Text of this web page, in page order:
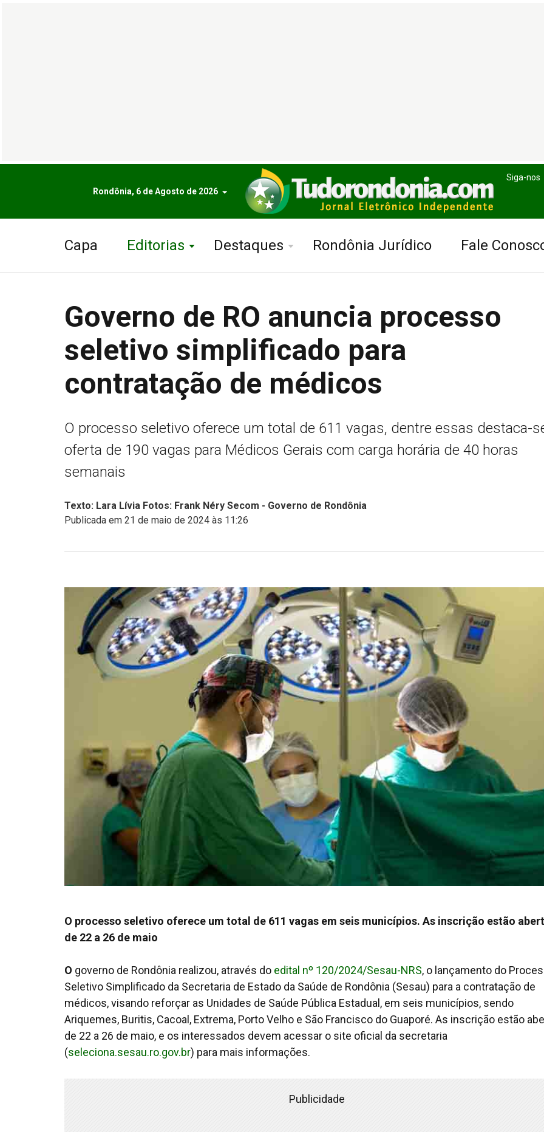
Rondônia, 6 de Agosto de 2026
Siga-nos
Capa Editorias Destaques Rondônia Jurídico Fale
Governo de RO anuncia processo
seletivo simplificado para
contratação de médicos
O processo seletivo oferece um total de 611 vagas, dentre essas destaca-
oferta de 190 vagas para Médicos Gerais com carga horária de 40 horas
semanais
Texto: Lara Lívia Fotos: Frank Néry Secom - Governo de Rondônia
Publicada em 21 de maio de 2024 às 11:26
O processo seletivo oferece um total de 611 vagas em seis municípios. As inscrição estão
de 22 a 26 de maio
O governo de Rondônia realizou, através do edital nº 120/2024/Sesau-NRS, o lançamento do
Seletivo Simplificado da Secretaria de Estado da Saúde de Rondônia (Sesau) para a contratação de
médicos, visando reforçar as Unidades de Saúde Pública Estadual, em seis municípios, sendo
Ariquemes, Buritis, Cacoal, Extrema, Porto Velho e São Francisco do Guaporé. As inscrição estão
de 22 a 26 de maio, e os interessados devem acessar o site oficial da secretaria
(seleciona.sesau.ro.gov.br) para mais informações.
Publicidade